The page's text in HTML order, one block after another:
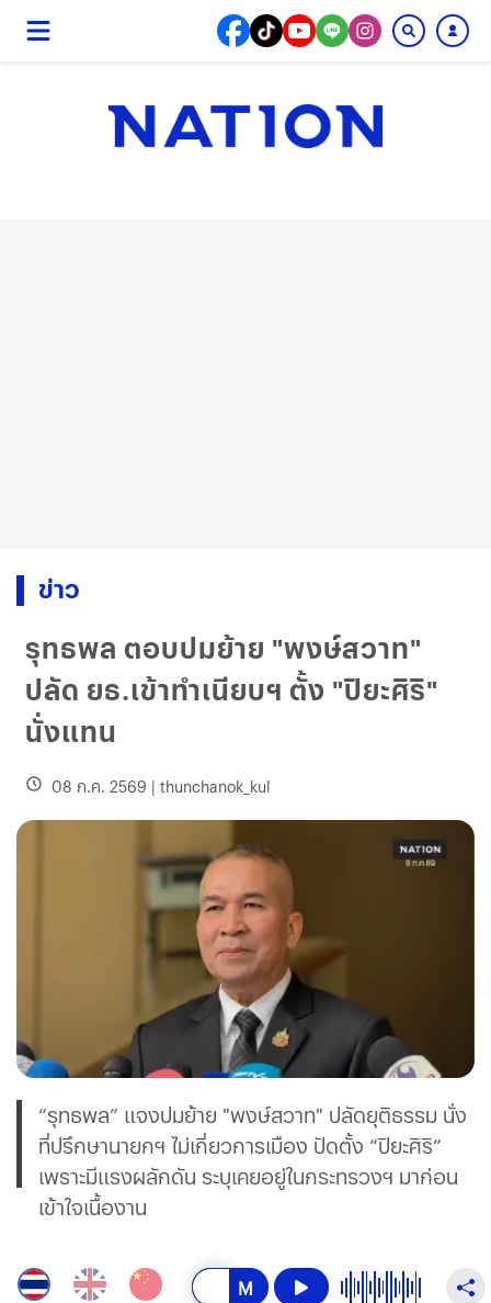
ข่าว
รุทธพล ตอบปมย้าย "พงษ์สวาท"
ปลัด ยธ.เข้าทำเนียบฯ ตั้ง "ปิยะศิริ"
นั่งแทน
08 ก.ค. 2569 | thunchanok_kul
“รุทธพล” แจงปมย้าย "พงษ์สวาท" ปลัดยุติธรรม นั่ง
ที่ปรึกษานายกฯ ไม่เกี่ยวการเมือง ปัดตั้ง “ปิยะศิริ”
เพราะมีแรงผลักดัน ระบุเคยอยู่ในกระทรวงฯ มาก่อน
เข้าใจเนื้องาน